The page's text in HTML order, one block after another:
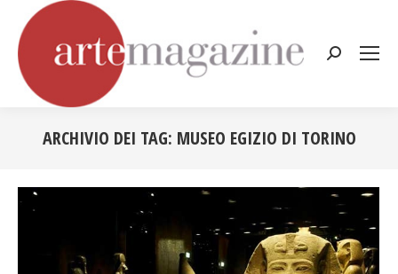
Cerca:
ARCHIVIO DEI TAG: MUSEO EGIZIO DI TORINO